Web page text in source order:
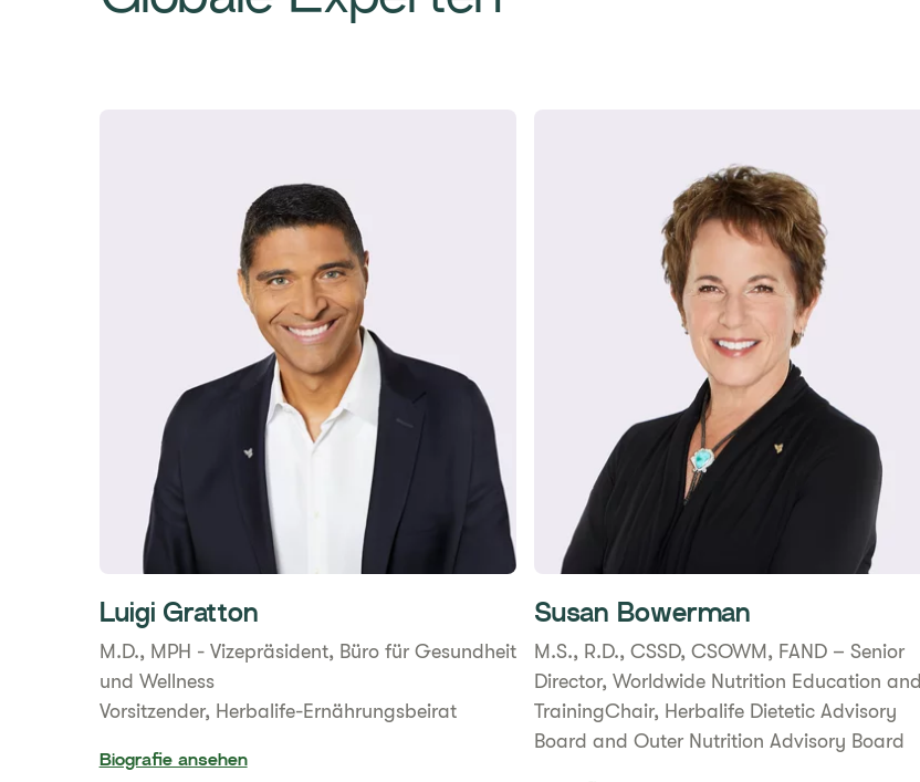
Luigi Gratton
M.D., MPH - Vizepräsident, Büro für Gesundheit
und Wellness
Vorsitzender, Herbalife-Ernährungsbeirat
Biografie ansehen
Susan Bowerman
​M.S., R.D., CSSD, CSOWM, FAND – Senior
Director, Worldwide Nutrition Education and
TrainingChair, Herbalife Dietetic Advisory
Board and Outer Nutrition Advisory Board​